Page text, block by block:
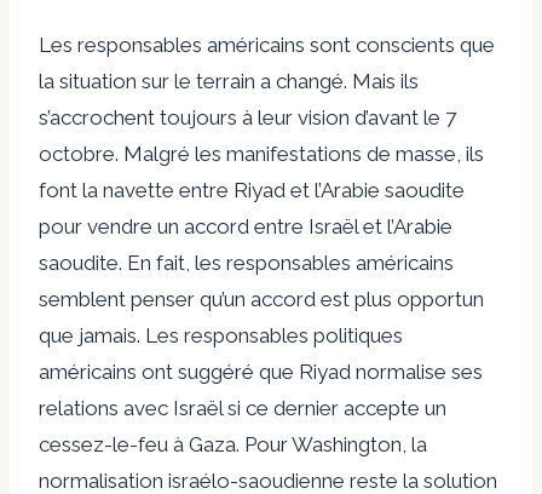
Les responsables américains sont conscients que
la situation sur le terrain a changé. Mais ils
s’accrochent toujours à leur vision d’avant le 7
octobre. Malgré les manifestations de masse, ils
font la navette entre Riyad et l’Arabie saoudite
pour vendre un accord entre Israël et l’Arabie
saoudite. En fait, les responsables américains
semblent penser qu’un accord est plus opportun
que jamais. Les responsables politiques
américains ont suggéré que Riyad normalise ses
relations avec Israël si ce dernier accepte un
cessez-le-feu à Gaza. Pour Washington, la
normalisation israélo-saoudienne reste la solution